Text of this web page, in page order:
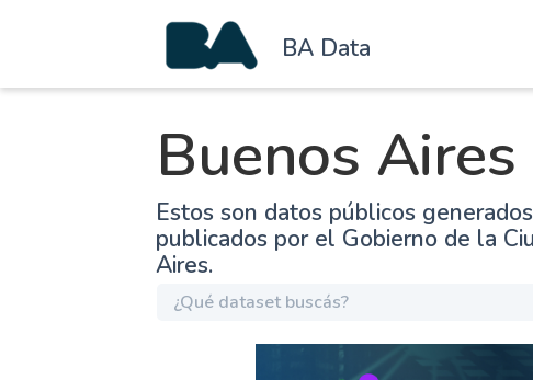
BA Data
Buenos
Estos son datos públicos
publicados por el Gobierno de la
Aires.